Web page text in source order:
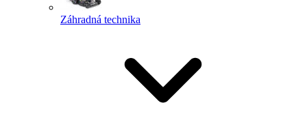
Záhradná technika